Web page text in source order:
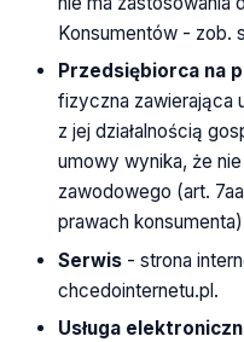
Konsumentów - zob.
Przedsiębiorca na
fizyczna zawierająca
z jej działalnością
umowy wynika, że
zawodowego (art.
prawach
Serwis - strona
chcedointernetu.pl.
Usługa